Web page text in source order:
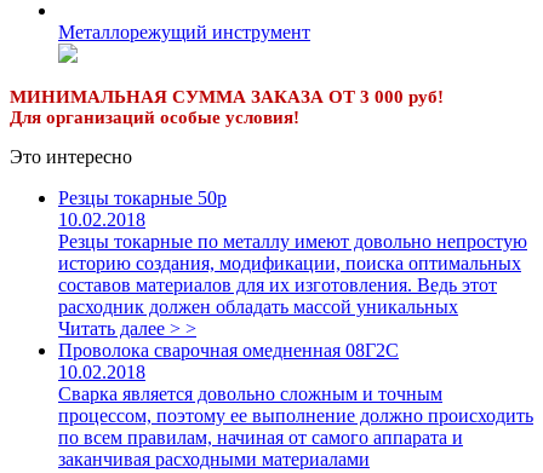
Металлорежущий инструмент
МИНИМАЛЬНАЯ СУММА ЗАКАЗА ОТ 3 000 руб!
Для организаций особые условия!
Это интересно
Резцы токарные 50р
10.02.2018
Резцы токарные по металлу имеют довольно непростую
историю создания, модификации, поиска оптимальных
составов материалов для их изготовления. Ведь этот
расходник должен обладать массой уникальных
Читать далее > >
Проволока сварочная омедненная 08Г2С
10.02.2018
Сварка является довольно сложным и точным
процессом, поэтому ее выполнение должно происходить
по всем правилам, начиная от самого аппарата и
заканчивая расходными материалами